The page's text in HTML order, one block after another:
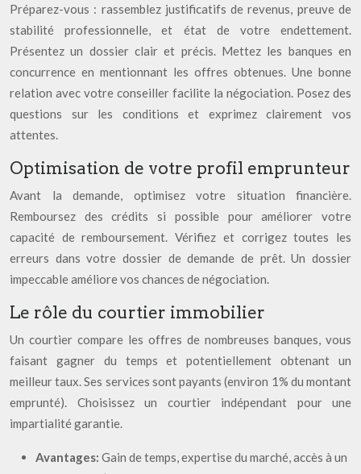
Préparez-vous : rassemblez justificatifs de revenus, preuve de
stabilité professionnelle, et état de votre endettement.
Présentez un dossier clair et précis. Mettez les banques en
concurrence en mentionnant les offres obtenues. Une bonne
relation avec votre conseiller facilite la négociation. Posez des
questions sur les conditions et exprimez clairement vos
attentes.
Optimisation de votre profil emprunteur
Avant la demande, optimisez votre situation financière.
Remboursez des crédits si possible pour améliorer votre
capacité de remboursement. Vérifiez et corrigez toutes les
erreurs dans votre dossier de demande de prêt. Un dossier
impeccable améliore vos chances de négociation.
Le rôle du courtier immobilier
Un courtier compare les offres de nombreuses banques, vous
faisant gagner du temps et potentiellement obtenant un
meilleur taux. Ses services sont payants (environ 1% du montant
emprunté). Choisissez un courtier indépendant pour une
impartialité garantie.
Avantages: Gain de temps, expertise du marché, accès à un